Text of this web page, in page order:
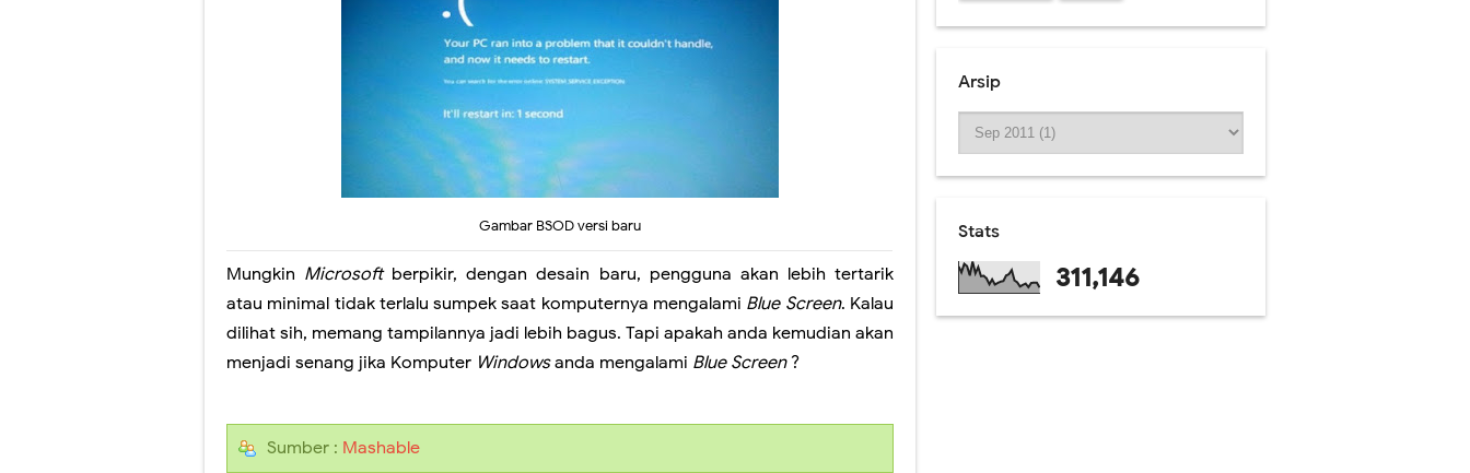
Gambar BSOD versi baru
Mungkin Microsoftberpikir, dengan desain baru, pengguna akan lebih tertarik
atau minimal tidak terlalu sumpek saat komputernya mengalami Blue Screen. Kalau
dilihat sih, memang tampilannya jadi lebih bagus. Tapi apakah anda kemudian akan
menjadi senang jika Komputer Windowsanda mengalami Blue Screen?
Sumber : Mashable
Arsip
Stats
311,146